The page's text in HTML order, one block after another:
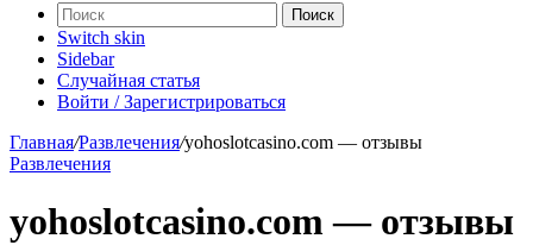
Поиск
Switch skin
Sidebar
Случайная статья
Войти / Зарегистрироваться
Главная/Развлечения/yohoslotcasino.com — отзывы
Развлечения
yohoslotcasino.com — отзывы